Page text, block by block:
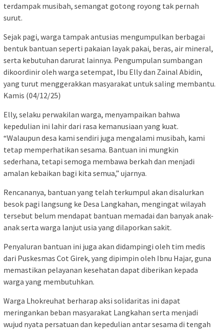
terdampak musibah, semangat gotong royong tak pernah
surut.
Sejak pagi, warga tampak antusias mengumpulkan berbagai
bentuk bantuan seperti pakaian layak pakai, beras, air mineral,
serta kebutuhan darurat lainnya. Pengumpulan sumbangan
dikoordinir oleh warga setempat, Ibu Elly dan Zainal Abidin,
yang turut menggerakkan masyarakat untuk saling membantu.
Kamis (04/12/25)
Elly, selaku perwakilan warga, menyampaikan bahwa
kepedulian ini lahir dari rasa kemanusiaan yang kuat.
“Walaupun desa kami sendiri juga mengalami musibah, kami
tetap memperhatikan sesama. Bantuan ini mungkin
sederhana, tetapi semoga membawa berkah dan menjadi
amalan kebaikan bagi kita semua,” ujarnya.
Rencananya, bantuan yang telah terkumpul akan disalurkan
besok pagi langsung ke Desa Langkahan, mengingat wilayah
tersebut belum mendapat bantuan memadai dan banyak anak-
anak serta warga lanjut usia yang dilaporkan sakit.
Penyaluran bantuan ini juga akan didampingi oleh tim medis
dari Puskesmas Cot Girek, yang dipimpin oleh Ibnu Hajar, guna
memastikan pelayanan kesehatan dapat diberikan kepada
warga yang membutuhkan.
Warga Lhokreuhat berharap aksi solidaritas ini dapat
meringankan beban masyarakat Langkahan serta menjadi
wujud nyata persatuan dan kepedulian antar sesama di tengah